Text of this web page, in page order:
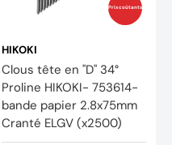
Prix coûtants
HIKOKI
Clous tête en "D" 34°
Proline HIKOKI- 753614-
bande papier 2.8x75mm
Cranté ELGV (x2500)